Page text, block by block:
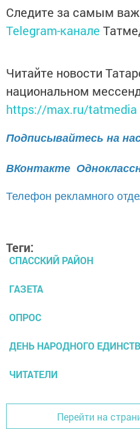
Следите за самым
Telegram-канале
Читайте новости
национальном
https://max.ru/tatmedia
Подписывайтесь на
ВКонтакте
Телефон рекламного
Теги:
СПАССКИЙ РАЙОН
ГАЗЕТА
ОПРОС
ДЕНЬ НАРОДНОГО
ЧИТАТЕЛИ
Перейти на